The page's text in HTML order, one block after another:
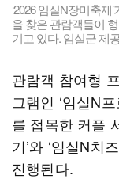
‘2026 임실N장미축
을 찾은 관람객들이
기고 있다. 임실군 제
관람객 참여형
그램인 ‘임실N
를 접목한 커플
기’와 ‘임실N치
진행된다.